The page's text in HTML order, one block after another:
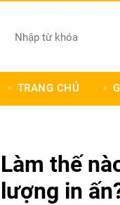
TRANG CHỦ
Làm thế
lượng in